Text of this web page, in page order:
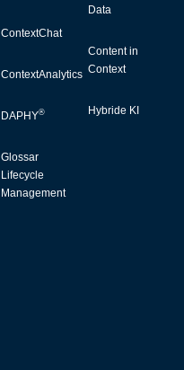
ContextChat
ContextAnalytics
DAPHY®
Glossar
Lifecycle
Management
Data
Content in
Context
Hybride KI